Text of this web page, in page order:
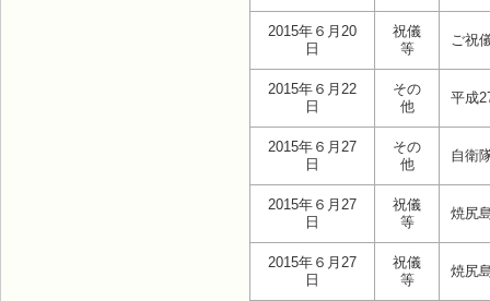
2015年６月20
日
祝儀
等
ご祝
2015年６月22
日
その
他
平成
2015年６月27
日
その
他
自衛
2015年６月27
日
祝儀
等
焼尻
2015年６月27
日
祝儀
等
焼尻